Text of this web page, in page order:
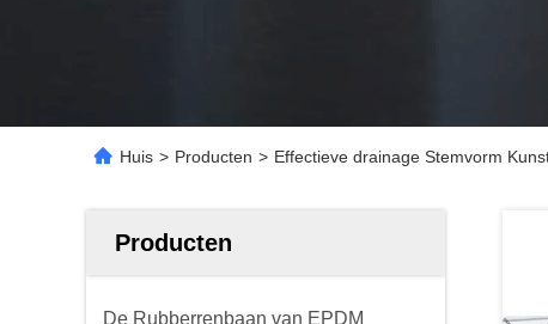
Huis > Producten > Effectieve drainage Stemvorm
Producten
De Rubberrenbaan van EPDM